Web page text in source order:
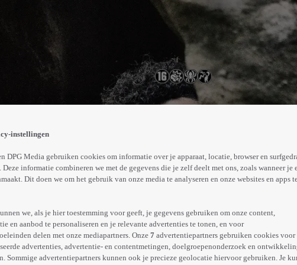
dwalen ze van de route af en worden
tegen invloeden van buitenaf. Zelfs als ze daarvoor
Abonneren op Videoland
instellingen
DPG Media gebruiken cookies om informatie over je apparaat, locatie, browser en
Deze informatie combineren we met de gegevens die je zelf deelt met ons, zoals wanneer je
Dit doen we om het gebruik van onze media te analyseren en onze websites en apps
we, als je hier toestemming voor geeft, je gegevens gebruiken om onze content,
en aanbod te personaliseren en je relevante advertenties te tonen, en voor
delen met onze mediapartners. Onze 7 advertentiepartners gebruiken cookies voor
advertenties, advertentie- en contentmetingen, doelgroepenonderzoek en
Sommige advertentiepartners kunnen ook je precieze geolocatie hiervoor gebruiken. Je